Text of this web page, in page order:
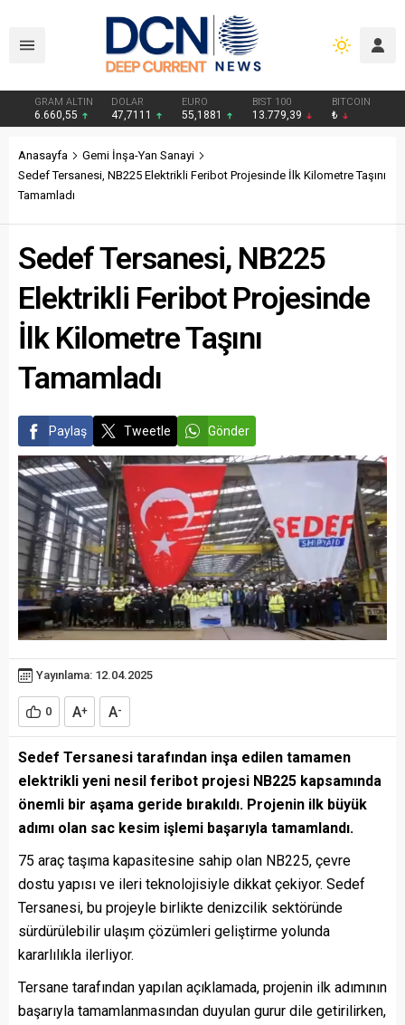
GRAM ALTIN
6.660,55
DOLAR
47,7111
EURO
55,1881
BIST 100
13.779,39
BITCOIN
₺
Anasayfa
Gemi İnşa-Yan Sanayi
Sedef Tersanesi, NB225 Elektrikli Feribot Projesinde İlk Kilometre Taşını
Tamamladı
Sedef Tersanesi, NB225
Elektrikli Feribot Projesinde
İlk Kilometre Taşını
Tamamladı
Paylaş Tweetle Gönder
Yayınlama: 12.04.2025
0 A+ A-
Sedef Tersanesi tarafından inşa edilen tamamen
elektrikli yeni nesil feribot projesi NB225 kapsamında
önemli bir aşama geride bırakıldı. Projenin ilk büyük
adımı olan sac kesim işlemi başarıyla tamamlandı.
75 araç taşıma kapasitesine sahip olan NB225, çevre
dostu yapısı ve ileri teknolojisiyle dikkat çekiyor. Sedef
Tersanesi, bu projeyle birlikte denizcilik sektöründe
sürdürülebilir ulaşım çözümleri geliştirme yolunda
kararlılıkla ilerliyor.
Tersane tarafından yapılan açıklamada, projenin ilk adımının
başarıyla tamamlanmasından duyulan gurur dile getirilirken,